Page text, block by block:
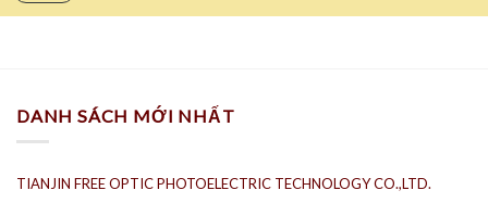
DANH SÁCH MỚI NHẤT
TIANJIN FREE OPTIC PHOTOELECTRIC TECHNOLOGY CO.,LTD.